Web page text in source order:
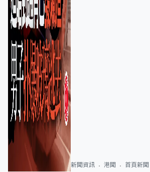
新聞資訊 港聞 首頁新聞